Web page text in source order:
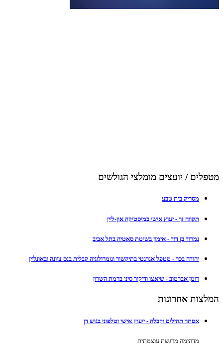
מטפלים / יועצים מומלצי הגולשים
מסריק בית טבע
תקווה זך - יעוץ אישי במיסטיקה און-ליין
נמרוד בן דוד - אימון בשיטת סאטיה בתל אביב
יהודה בכר - מטפל אנרגטי בתיקשור ונומרולוגיה קבלית בנס ציונה ובאונליין
רומן אברמוב - שיאצו ודיקור סיני ברמת השרון
המלצות אחרונות
אסתר תהילים וקבלה - ייעוץ אישי וטלפוני בגוש דן
מדהימה מרגשת עוצמתית